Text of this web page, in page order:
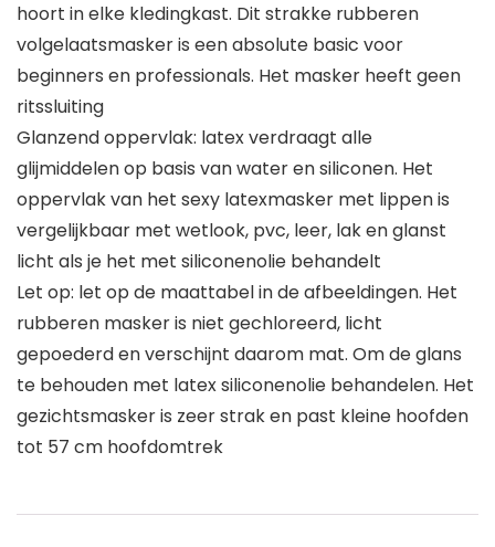
hoort in elke kledingkast. Dit strakke rubberen
volgelaatsmasker is een absolute basic voor
beginners en professionals. Het masker heeft geen
ritssluiting
Glanzend oppervlak: latex verdraagt alle
glijmiddelen op basis van water en siliconen. Het
oppervlak van het sexy latexmasker met lippen is
vergelijkbaar met wetlook, pvc, leer, lak en glanst
licht als je het met siliconenolie behandelt
Let op: let op de maattabel in de afbeeldingen. Het
rubberen masker is niet gechloreerd, licht
gepoederd en verschijnt daarom mat. Om de glans
te behouden met latex siliconenolie behandelen. Het
gezichtsmasker is zeer strak en past kleine hoofden
tot 57 cm hoofdomtrek